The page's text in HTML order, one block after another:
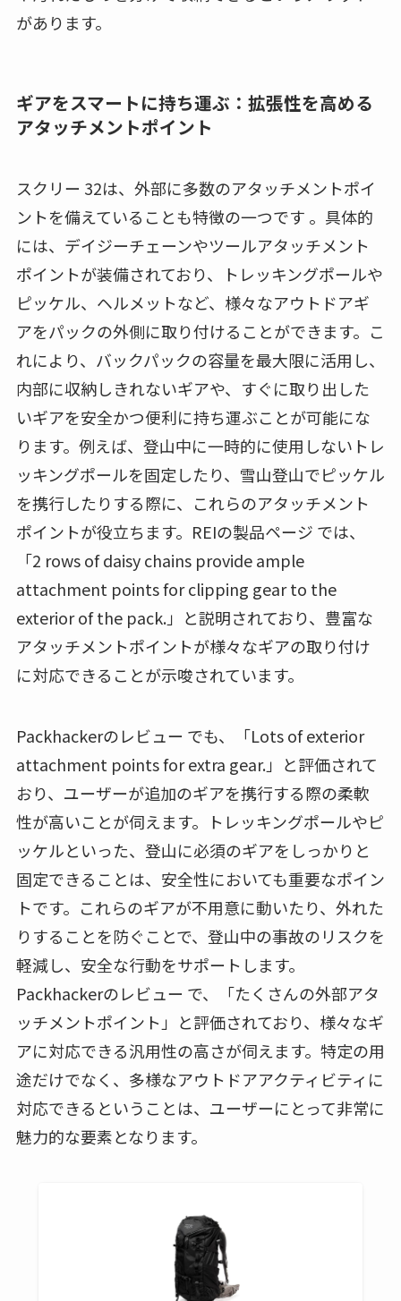
があります。
ギアをスマートに持ち運ぶ：拡張性を高める
アタッチメントポイント
スクリー 32は、外部に多数のアタッチメントポイ
ントを備えていることも特徴の一つです 。具体的
には、デイジーチェーンやツールアタッチメント
ポイントが装備されており、トレッキングポールや
ピッケル、ヘルメットなど、様々なアウトドアギ
アをパックの外側に取り付けることができます。こ
れにより、バックパックの容量を最大限に活用し、
内部に収納しきれないギアや、すぐに取り出した
いギアを安全かつ便利に持ち運ぶことが可能にな
ります。例えば、登山中に一時的に使用しないトレ
ッキングポールを固定したり、雪山登山でピッケル
を携行したりする際に、これらのアタッチメント
ポイントが役立ちます。REIの製品ページ では、
「2 rows of daisy chains provide ample
attachment points for clipping gear to the
exterior of the pack.」と説明されており、豊富な
アタッチメントポイントが様々なギアの取り付け
に対応できることが示唆されています。
Packhackerのレビュー でも、「Lots of exterior
attachment points for extra gear.」と評価されて
おり、ユーザーが追加のギアを携行する際の柔軟
性が高いことが伺えます。トレッキングポールやピ
ッケルといった、登山に必須のギアをしっかりと
固定できることは、安全性においても重要なポイン
トです。これらのギアが不用意に動いたり、外れた
りすることを防ぐことで、登山中の事故のリスクを
軽減し、安全な行動をサポートします。
Packhackerのレビュー で、「たくさんの外部アタ
ッチメントポイント」と評価されており、様々なギ
アに対応できる汎用性の高さが伺えます。特定の用
途だけでなく、多様なアウトドアアクティビティに
対応できるということは、ユーザーにとって非常に
魅力的な要素となります。